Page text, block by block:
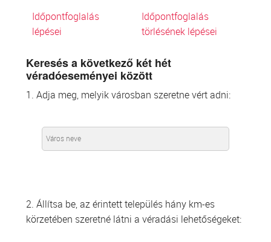
Időpontfoglalás
lépései
Időpontfoglalás
törlésének lépései
Keresés a következő két hét
véradóeseményei között
1. Adja meg, melyik városban szeretne vért adni:
2. Állítsa be, az érintett település hány km-es
körzetében szeretné látni a véradási lehetőségeket: